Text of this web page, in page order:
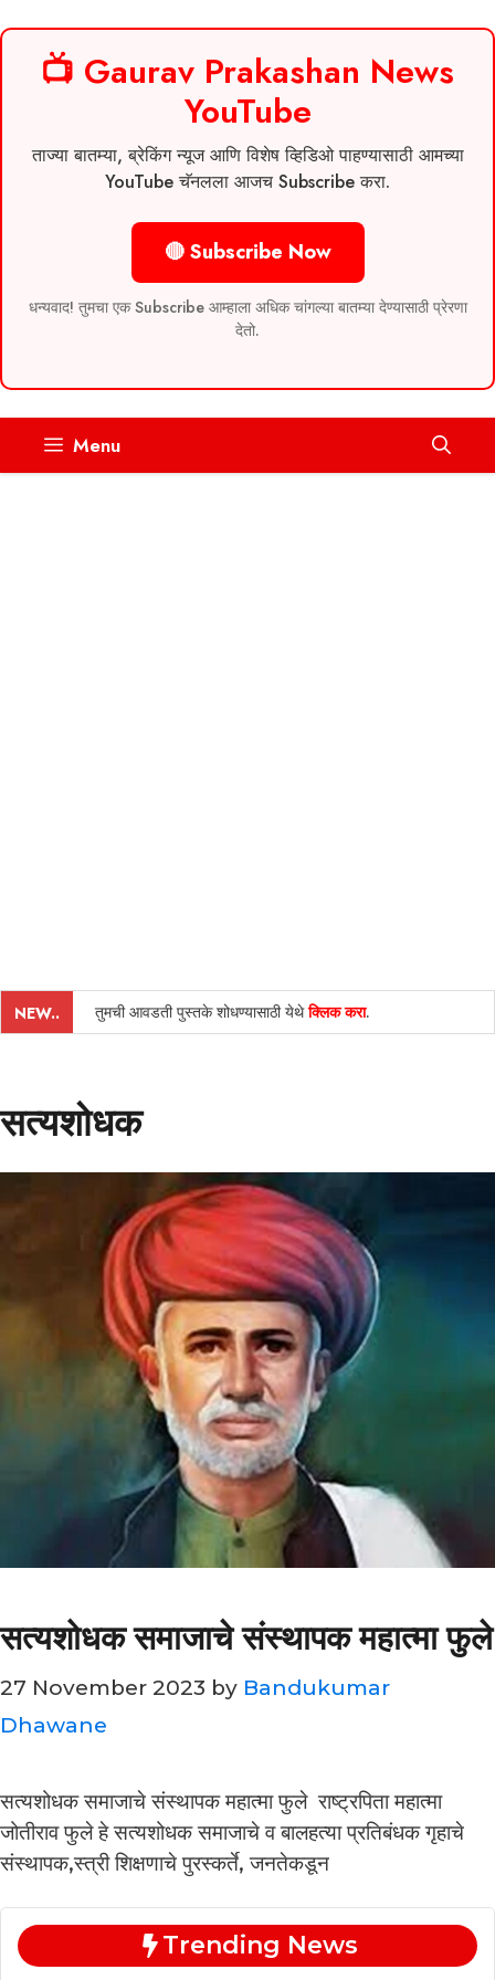
📺 Gaurav Prakashan News
YouTube
ताज्या बातम्या, ब्रेकिंग न्यूज आणि विशेष व्हिडिओ पाहण्यासाठी आमच्या
YouTube चॅनलला आजच Subscribe करा.
🔴 Subscribe Now
धन्यवाद! तुमचा एक Subscribe आम्हाला अधिक चांगल्या बातम्या देण्यासाठी प्रेरणा
देतो.
Menu
NEW.. तुमची आवडती पुस्तके शोधण्यासाठी येथेक्लिक करा.
सत्यशोधक
सत्यशोधक समाजाचे संस्थापक महात्मा फुले
27 November 2023 by Bandukumar
Dhawane
सत्यशोधक समाजाचे संस्थापक महात्मा फुले राष्ट्रपिता महात्मा
जोतीराव फुले हे सत्यशोधक समाजाचे व बालहत्या प्रतिबंधक गृहाचे
संस्थापक,स्त्री शिक्षणाचे पुरस्कर्ते, जनतेकडून
Trending News